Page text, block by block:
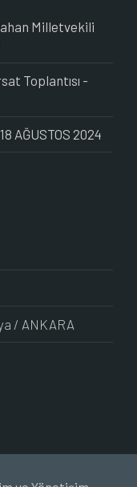
Milletvekili
Toplantısı -
AĞUSTOS 2024
/ ANKARA